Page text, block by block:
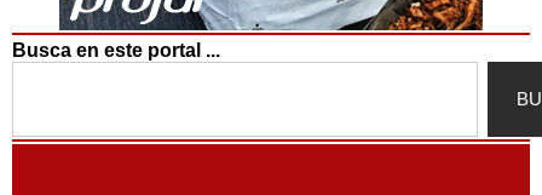
Busca en este portal ...